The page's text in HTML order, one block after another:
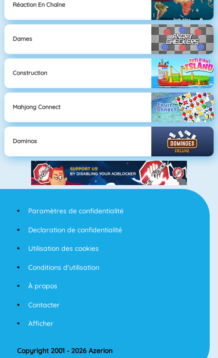
Réaction En Chaîne
Dames
Construction
Mahjong Connect
Dominos
Paramètres de confidentialité
Declaration de confidentialité
Utilisation des cookies
Conditions d'utilisation
À propos
Contacter
Afficher
Copyright 2001 - 2026 Azerion